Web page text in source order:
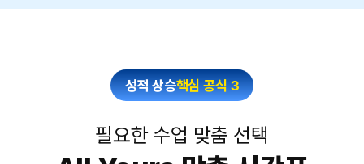
성적 상승핵심 공식 3
필요한 수업 맞춤 선택